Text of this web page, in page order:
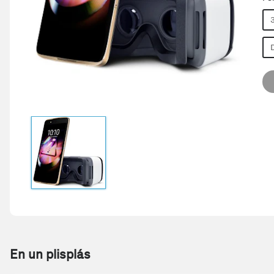
En un plisplás